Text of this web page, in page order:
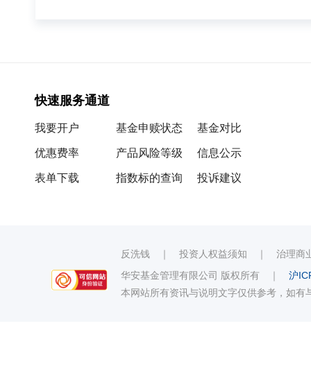
快速服务通道
我要开户
优惠费率
表单下载
基金申赎状态
产品风险等级
指数标的查询
基金对比
信息公示
投诉建议
反洗钱 ｜ 投资人权益须知 ｜ 治理商
华安基金管理有限公司 版权所有 ｜ 沪
本网站所有资讯与说明文字仅供参考，如